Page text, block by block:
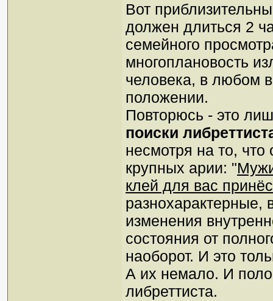
Вот
должен длиться 2
семейного
многоплановость
человека, в любом
положении.
Повторюсь - это
поиски
несмотря на то,
крупных арии: "
клей для вас
изменения
состояния от
наоборот. И это
А их немало. И
либреттиста.